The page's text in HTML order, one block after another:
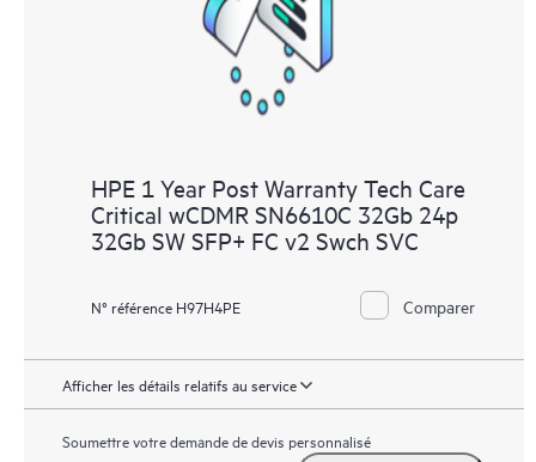
HPE 1 Year Post Warranty Tech Care
Critical wCDMR SN6610C 32Gb 24p
32Gb SW SFP+ FC v2 Swch SVC
N° référence H97H4PE Comparer
Afficher les détails relatifs au service
Soumettre votre demande de devis personnalisé